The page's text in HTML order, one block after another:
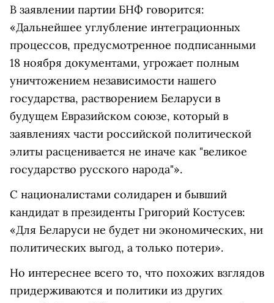
В заявлении партии БНФ говорится:
«Дальнейшее углубление интеграционных
процессов, предусмотренное подписанными
18 ноября документами, угрожает полным
уничтожением независимости нашего
государства, растворением Беларуси в
будущем Евразийском союзе, который в
заявлениях части российской политической
элиты расценивается не иначе как "великое
государство русского народа"».
С националистами солидарен и бывший
кандидат в президенты Григорий Костусев:
«Для Беларуси не будет ни экономических, ни
политических выгод, а только потери».
Но интереснее всего то, что похожих взглядов
придерживаются и политики из других